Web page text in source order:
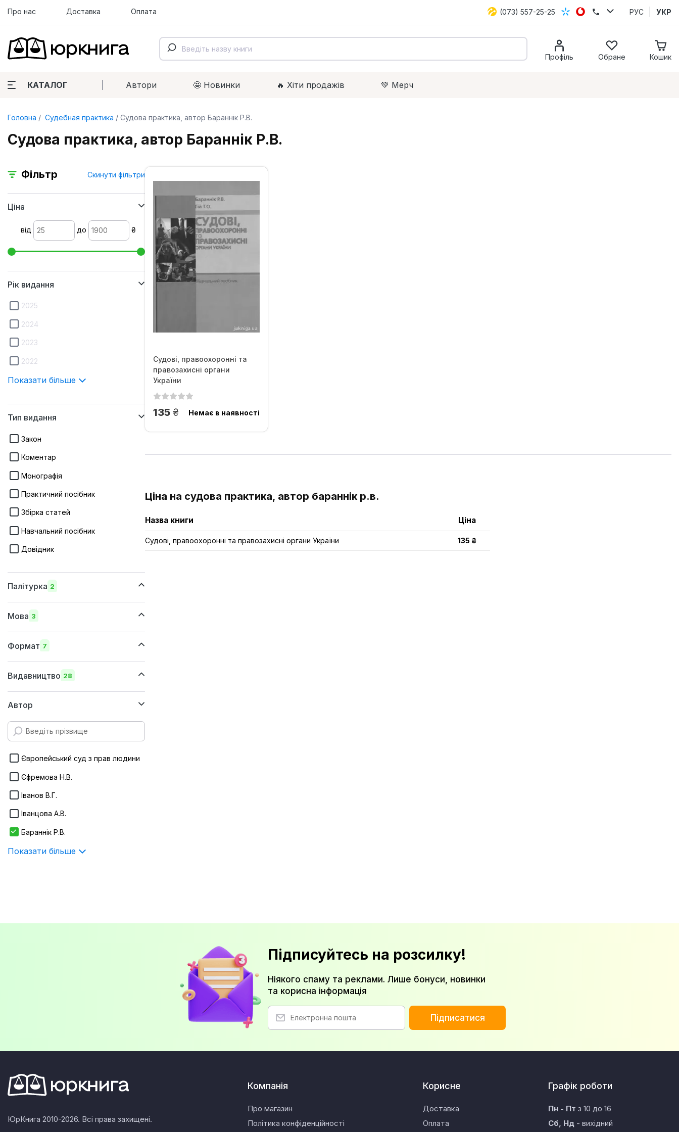
Про нас Доставка Оплата (073) 557-25-25 РУС УКР
Профіль Обране Кошик
КАТАЛОГ Автори 🤩 Новинки 🔥 Xіти продажів 💚 Мерч
Головна Судебная практика Судова практика, автор Бараннік Р.В.
Судова практика, автор Бараннік Р.В.
Фільтр Скинути фільтри
Ціна
від до ₴
Рік видання
2025
2024
2023
2022
Показати більше
Тип видання
Закон
Коментар
Монографія
Практичний посібник
Збірка статей
Навчальний посібник
Довідник
Палітурка 2
м'яка
Мова 3
українська
англійська
Формат 7
205х260 мм
160х220 мм
145х215 мм
145х200 мм
130х200 мм
235х170 мм
Видавництво 28
Infotropic Media
Автор
Європейський суд з прав людини
Єфремова Н.В.
Іванов В.Г.
Іванцова А.В.
Бараннік Р.В.
Показати більше
Судові, правоохоронні та
правозахисні органи
України
135 грн.Немає в наявності
Ціна на судова практика, автор бараннік р.в.
Назва книги Ціна
Судові, правоохоронні та правозахисні органи України 135 ₴
Підписуйтесь на розсилку!
Ніякого спаму та реклами. Лише бонуси, новинки
та корисна інформація
Підписатися
ЮрКнига 2010-2026. Всі права захищені.
Компанія
Про магазин
Політика конфіденційності
Корисне
Доставка
Оплата
Графік роботи
Пн - Пт з 10 до 16
Сб, Нд- вихідний